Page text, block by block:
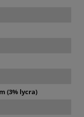
(3% lycra)